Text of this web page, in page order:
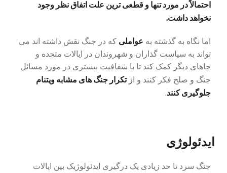
احتمالاً در مورد تنها و قطعی ترین علت اتفاق نظر وجود
نخواهد داشت.
اما نگاه به گذشته به عواملی که در جنگ نقش داشته اند می
تواند به سیاست گذاران و شهروندان در ایالات متحده و
جاهای دیگر کمک کند تا با شفافیت بیشتری در مورد مسائل
جنگ و صلح فکر کنند و ازتکرار جنگ های مشابه ویتنام
جلوگیری کنند.
ایدئولوژی
جنگ سرد تا حد زیادی یک درگیری ایدئولوژیک بین ایالات